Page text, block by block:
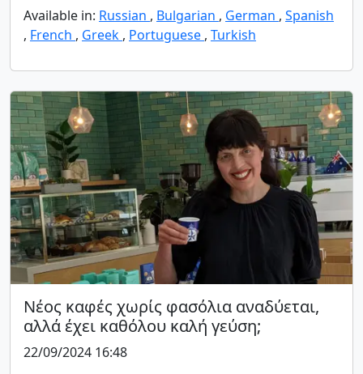
Available in: Russian , Bulgarian , German , Spanish
, French , Greek , Portuguese , Turkish
Νέος καφές χωρίς φασόλια αναδύεται,
αλλά έχει καθόλου καλή γεύση;
22/09/2024 16:48